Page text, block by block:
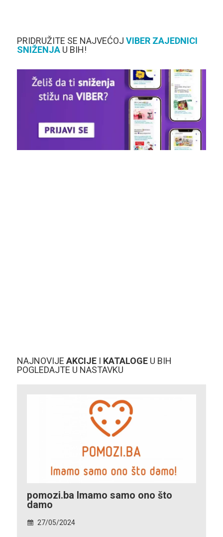
PRIDRUŽITE SE NAJVEĆOJ VIBER ZAJEDNICI
SNIŽENJA U BIH!
NAJNOVIJE AKCIJEI KATALOGEU BIH
POGLEDAJTE U NASTAVKU
pomozi.ba Imamo samo ono što
damo
27/05/2024